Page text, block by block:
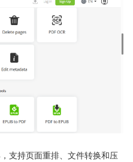
支持页面重排、文件转换和压